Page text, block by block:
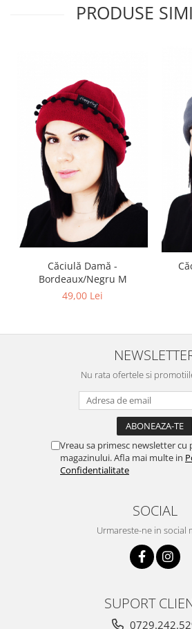
PRODUSE
Căciulă Damă -
Bordeaux/Negru M
49,00 Lei
Nu rata ofertele si
Vreau sa primesc newsletter
magazinului. Afla mai multe in
Confidentialitate
SOCIAL
Urmareste-ne in social
SUPORT